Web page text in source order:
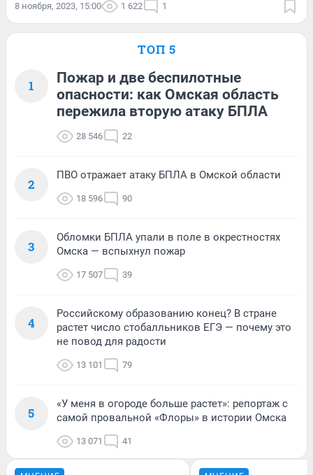
8 ноября, 2023, 15:00 1 622 1
ТОП 5
1
Пожар и две беспилотные
опасности: как Омская область
пережила вторую атаку БПЛА
28 546 22
2
ПВО отражает атаку БПЛА в Омской области
18 596 90
3
Обломки БПЛА упали в поле в окрестностях
Омска — вспыхнул пожар
17 507 39
4
Российскому образованию конец? В стране
растет число стобалльников ЕГЭ — почему это
не повод для радости
13 101 79
5
«У меня в огороде больше растет»: репортаж с
самой провальной «Флоры» в истории Омска
13 071 41